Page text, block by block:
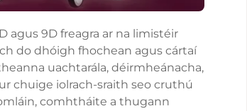
agus 9D freagra ar na limistéir
do dhóigh fhochean agus cártaí
uachtarála, déirmheánacha,
chuige iolrach-sraith seo cruthú
comhtháite a thugann